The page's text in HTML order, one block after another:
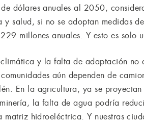
dólares anuales al 2050,
y salud, si no se adoptan medidas
millones anuales. Y esto es solo
y la falta de adaptación no
aún dependen de
En la agricultura, ya se
la falta de agua podría
matriz hidroeléctrica. Y nuestras